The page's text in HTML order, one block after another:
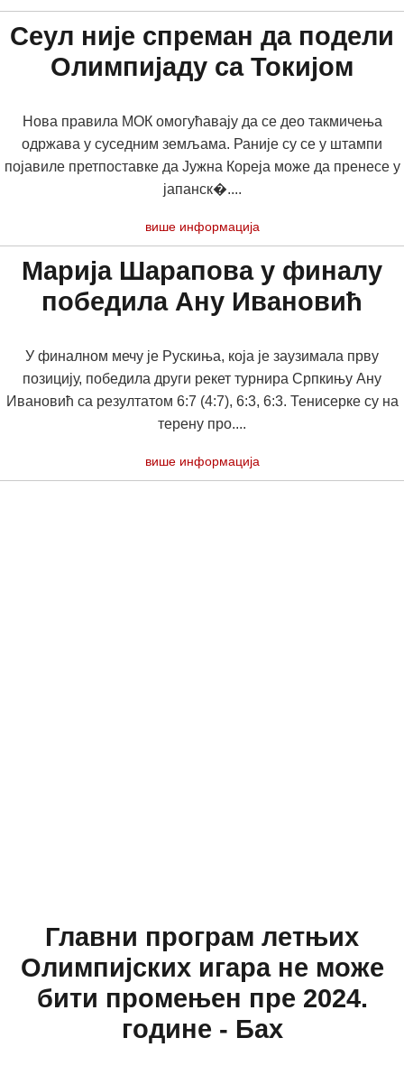
Сеул није спреман да подели
Олимпијаду са Токијом
Нова правила МОК омогућавају да се део такмичења
одржава у суседним земљама. Раније су се у штампи
појавиле претпоставке да Јужна Кореја може да пренесе у
јапанск�....
више информација
Марија Шарапова у финалу
победила Ану Ивановић
У финалном мечу је Рускиња, која је заузимала прву
позицију, победила други рекет турнира Српкињу Ану
Ивановић са резултатом 6:7 (4:7), 6:3, 6:3. Тенисерке су на
терену про....
више информација
Главни програм летњих
Олимпијских игара не може
бити промењен пре 2024.
године - Бах